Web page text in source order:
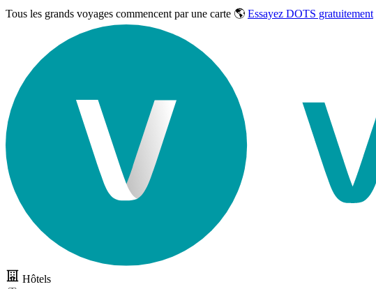
Tous les grands voyages commencent par une carte 🌎 Essayez DOTS gratuitement
Hôtels